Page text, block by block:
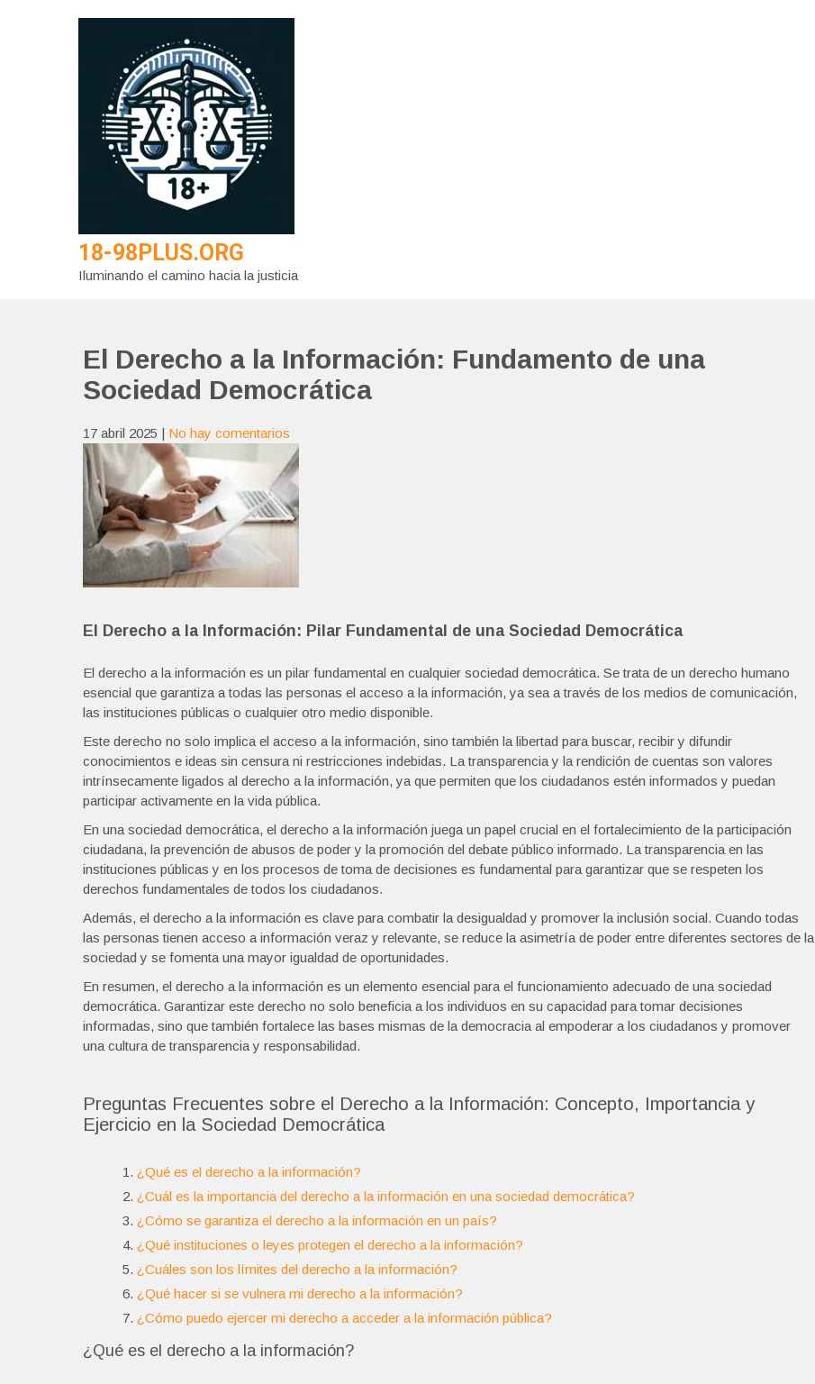
18-98PLUS.ORG
Iluminando el camino hacia la justicia
El Derecho a la Información: Fundamento de una
Sociedad Democrática
17 abril 2025 | No hay comentarios
El Derecho a la Información: Pilar Fundamental de una Sociedad Democrática
El derecho a la información es un pilar fundamental en cualquier sociedad democrática. Se trata de un derecho humano
esencial que garantiza a todas las personas el acceso a la información, ya sea a través de los medios de comunicación,
las instituciones públicas o cualquier otro medio disponible.
Este derecho no solo implica el acceso a la información, sino también la libertad para buscar, recibir y difundir
conocimientos e ideas sin censura ni restricciones indebidas. La transparencia y la rendición de cuentas son valores
intrínsecamente ligados al derecho a la información, ya que permiten que los ciudadanos estén informados y puedan
participar activamente en la vida pública.
En una sociedad democrática, el derecho a la información juega un papel crucial en el fortalecimiento de la participación
ciudadana, la prevención de abusos de poder y la promoción del debate público informado. La transparencia en las
instituciones públicas y en los procesos de toma de decisiones es fundamental para garantizar que se respeten los
derechos fundamentales de todos los ciudadanos.
Además, el derecho a la información es clave para combatir la desigualdad y promover la inclusión social. Cuando todas
las personas tienen acceso a información veraz y relevante, se reduce la asimetría de poder entre diferentes sectores de la
sociedad y se fomenta una mayor igualdad de oportunidades.
En resumen, el derecho a la información es un elemento esencial para el funcionamiento adecuado de una sociedad
democrática. Garantizar este derecho no solo beneficia a los individuos en su capacidad para tomar decisiones
informadas, sino que también fortalece las bases mismas de la democracia al empoderar a los ciudadanos y promover
una cultura de transparencia y responsabilidad.
Preguntas Frecuentes sobre el Derecho a la Información: Concepto, Importancia y
Ejercicio en la Sociedad Democrática
¿Qué es el derecho a la información?
¿Cuál es la importancia del derecho a la información en una sociedad democrática?
¿Cómo se garantiza el derecho a la información en un país?
¿Qué instituciones o leyes protegen el derecho a la información?
¿Cuáles son los límites del derecho a la información?
¿Qué hacer si se vulnera mi derecho a la información?
¿Cómo puedo ejercer mi derecho a acceder a la información pública?
¿Qué es el derecho a la información?